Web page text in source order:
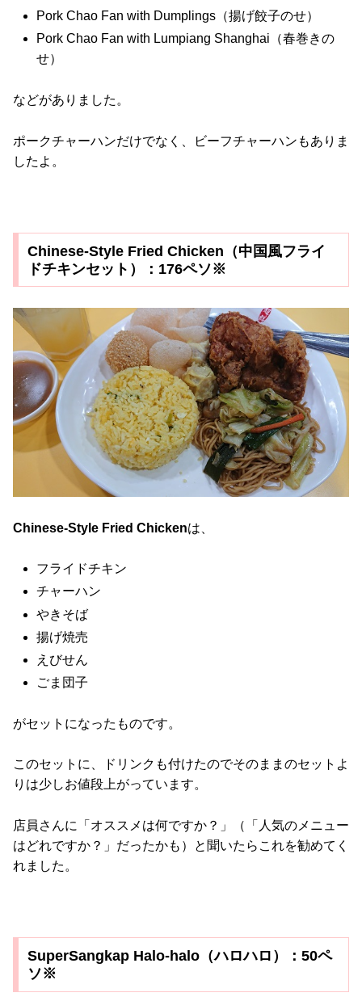
Pork Chao Fan with Dumplings（揚げ餃子のせ）
Pork Chao Fan with Lumpiang Shanghai（春巻きの
せ）
などがありました。
ポークチャーハンだけでなく、ビーフチャーハンもありま
したよ。
Chinese-Style Fried Chicken（中国風フライ
ドチキンセット）：176ペソ※
Chinese-Style Fried Chickenは、
フライドチキン
チャーハン
やきそば
揚げ焼売
えびせん
ごま団子
がセットになったものです。
このセットに、ドリンクも付けたのでそのままのセットよ
りは少しお値段上がっています。
店員さんに「オススメは何ですか？」（「人気のメニュー
はどれですか？」だったかも）と聞いたらこれを勧めてく
れました。
SuperSangkap Halo-halo（ハロハロ）：50ペ
ソ※